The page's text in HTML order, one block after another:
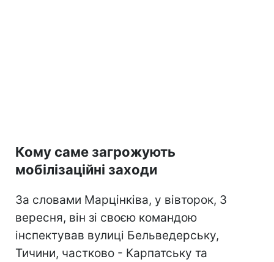
Кому саме загрожують
мобілізаційні заходи
За словами Марцінківа, у вівторок, 3
вересня, він зі своєю командою
інспектував вулиці Бельведерську,
Тичини, частково - Карпатську та